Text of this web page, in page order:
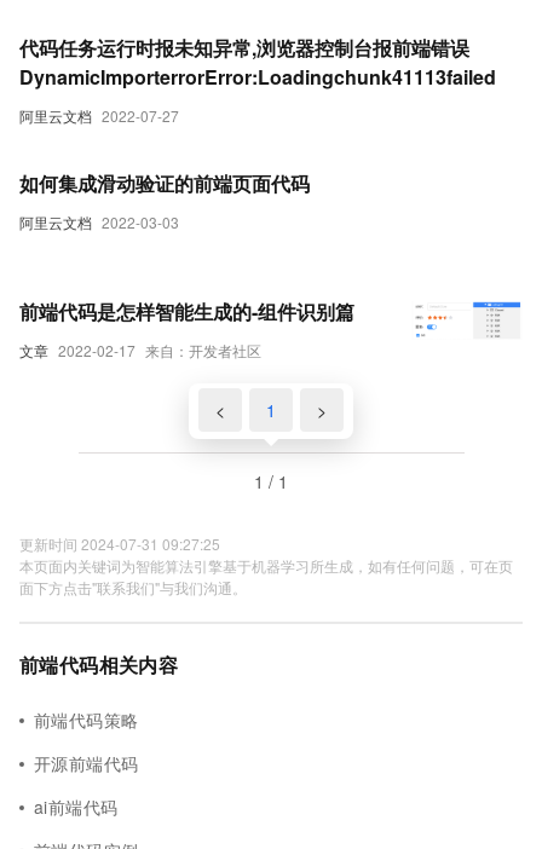
阿里云文档 2022-07-27
代码任务运行时报未知异常,浏览器控制台报前端错误
DynamicImporterrorError:Loadingchunk41113failed
阿里云文档 2022-03-03
如何集成滑动验证的前端页面代码
文章 2022-02-17 来自：开发者社区
前端代码是怎样智能生成的-组件识别篇
< 1 >
1 / 1
更新时间 2024-07-31 09:27:25
本页面内关键词为智能算法引擎基于机器学习所生成，如有任何问题，可在页
面下方点击"联系我们"与我们沟通。
前端代码相关内容
前端代码策略
开源前端代码
ai前端代码